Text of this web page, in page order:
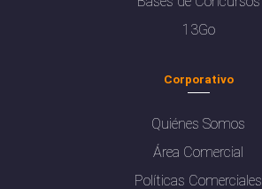
13Go
Corporativo
Quiénes Somos
Área Comercial
Políticas Comerciales